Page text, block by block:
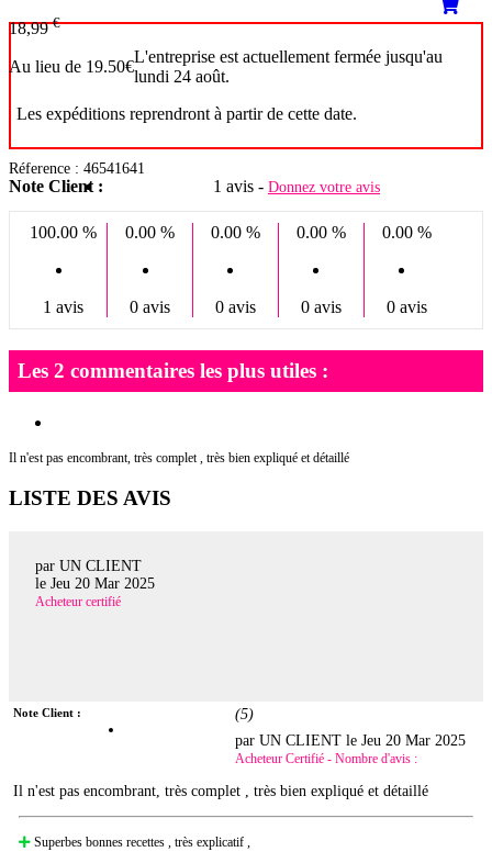
18,99€
Au lieu de 19.50€L'entreprise est actuellement fermée jusqu'au
lundi 24 août.
Les expéditions reprendront à partir de cette date.
Réference : 46541641
Note Client : 1 avis - Donnez votre avis
100.00 %
1 avis
0.00 %
0 avis
0.00 %
0 avis
0.00 %
0 avis
0.00 %
0 avis
Les 2 commentaires les plus utiles :
Il n'est pas encombrant, très complet , très bien expliqué et détaillé
LISTE DES AVIS
par UN CLIENT
le Jeu 20 Mar 2025
Acheteur certifié
Note Client : (5)
par UN CLIENT leJeu 20 Mar 2025
Acheteur Certifié - Nombre d'avis :
Il n'est pas encombrant, très complet , très bien expliqué et détaillé
Superbes bonnes recettes , très explicatif ,